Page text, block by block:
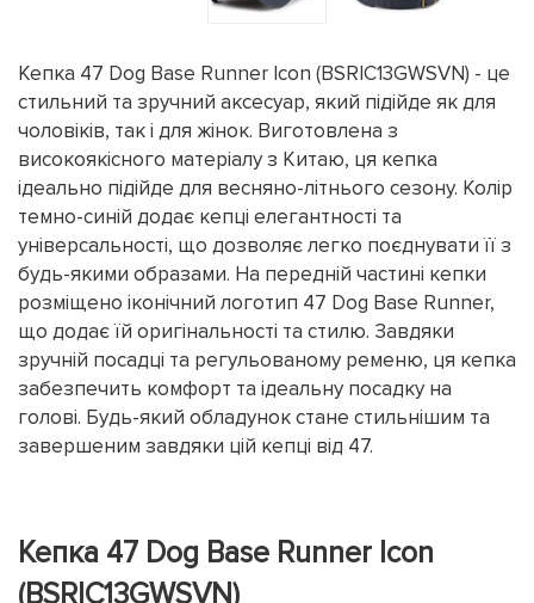
Кепка 47 Dog Base Runner Icon (BSRIC13GWSVN) - це
стильний та зручний аксесуар, який підійде як для
чоловіків, так і для жінок. Виготовлена з
високоякісного матеріалу з Китаю, ця кепка
ідеально підійде для весняно-літнього сезону. Колір
темно-синій додає кепці елегантності та
універсальності, що дозволяє легко поєднувати її з
будь-якими образами. На передній частині кепки
розміщено іконічний логотип 47 Dog Base Runner,
що додає їй оригінальності та стилю. Завдяки
зручній посадці та регульованому ременю, ця кепка
забезпечить комфорт та ідеальну посадку на
голові. Будь-який обладунок стане стильнішим та
завершеним завдяки цій кепці від 47.
Кепка 47 Dog Base Runner Icon
(BSRIC13GWSVN)